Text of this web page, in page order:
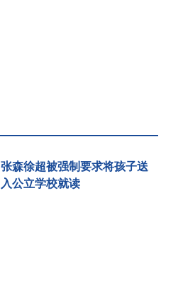
张森徐超被强制要求将孩子送
入公立学校就读